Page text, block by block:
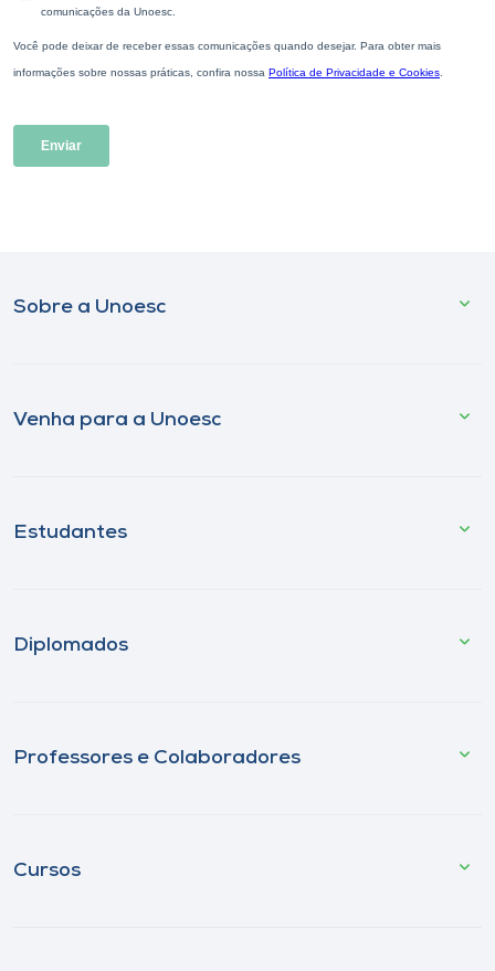
Sobre a Unoesc
Venha para a Unoesc
Estudantes
Diplomados
Professores e Colaboradores
Cursos